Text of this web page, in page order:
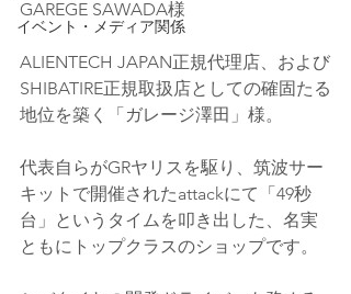
イベント・メディア関係
GAREGE SAWADA様
ALIENTECH JAPAN正規代理店、および
SHIBATIRE正規取扱店としての確固たる
地位を築く「ガレージ澤田」様。
代表自らがGRヤリスを駆り、筑波サー
キットで開催されたattackにて「49秒
台」というタイムを叩き出した、名実
ともにトップクラスのショップです。